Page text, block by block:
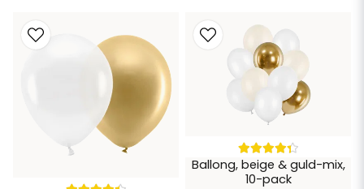
Ballong, beige & guld-mix,
10-pack